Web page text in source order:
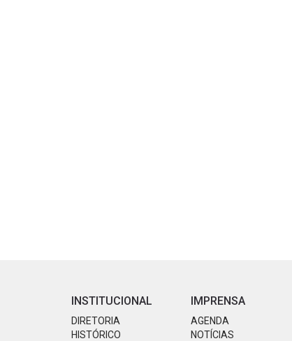
INSTITUCIONAL
DIRETORIA
HISTÓRICO
IMPRENSA
AGENDA
NOTÍCIAS